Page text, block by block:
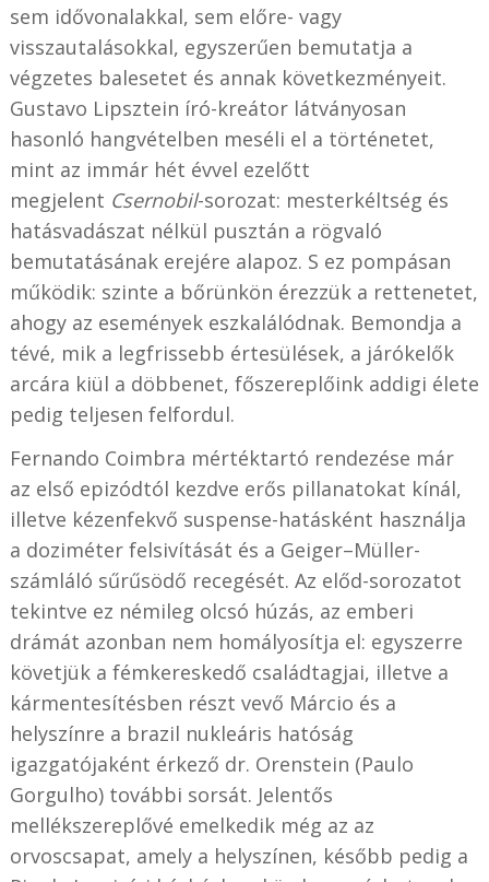
sem idővonalakkal, sem előre- vagy
visszautalásokkal, egyszerűen bemutatja a
végzetes balesetet és annak következményeit.
Gustavo Lipsztein író-kreátor látványosan
hasonló hangvételben meséli el a történetet,
mint az immár hét évvel ezelőtt
megjelent Csernobil-sorozat: mesterkéltség és
hatásvadászat nélkül pusztán a rögvaló
bemutatásának erejére alapoz. S ez pompásan
működik: szinte a bőrünkön érezzük a rettenetet,
ahogy az események eszkalálódnak. Bemondja a
tévé, mik a legfrissebb értesülések, a járókelők
arcára kiül a döbbenet, főszereplőink addigi élete
pedig teljesen felfordul.
Fernando Coimbra mértéktartó rendezése már
az első epizódtól kezdve erős pillanatokat kínál,
illetve kézenfekvő suspense-hatásként használja
a doziméter felsivítását és a Geiger–Müller-
számláló sűrűsödő recegését. Az előd-sorozatot
tekintve ez némileg olcsó húzás, az emberi
drámát azonban nem homályosítja el: egyszerre
követjük a fémkereskedő családtagjai, illetve a
kármentesítésben részt vevő Márcio és a
helyszínre a brazil nukleáris hatóság
igazgatójaként érkező dr. Orenstein (Paulo
Gorgulho) további sorsát. Jelentős
mellékszereplővé emelkedik még az az
orvoscsapat, amely a helyszínen, később pedig a